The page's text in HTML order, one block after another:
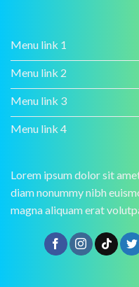
Menu link 1
Menu link 2
Menu link 3
Menu link 4
Lorem ipsum dolor sit
diam nonummy nibh
magna aliquam erat